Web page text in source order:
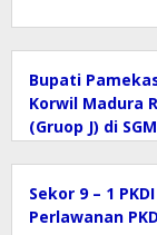
Bupati
Korwil Madura
(Gruop J) di
Sekor 9 – 1
Perlawanan